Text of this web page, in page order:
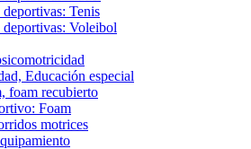
Tenis
deportivas: Voleibol
Educación especial
foam recubierto
Foam
motrices